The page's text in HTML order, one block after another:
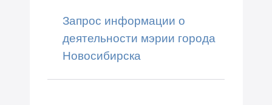
Запрос информации о
деятельности мэрии города
Новосибирска